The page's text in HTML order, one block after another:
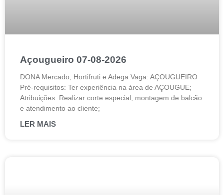
Açougueiro 07-08-2026
DONA Mercado, Hortifruti e Adega Vaga: AÇOUGUEIRO
Pré-requisitos: Ter experiência na área de AÇOUGUE;
Atribuições: Realizar corte especial, montagem de balcão
e atendimento ao cliente;
LER MAIS